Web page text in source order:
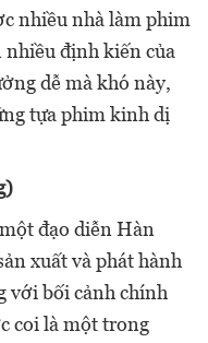
nhiều nhà làm phim
nhiều định kiến của
dễ mà khó này,
tựa phim kinh dị
đạo diễn Hàn
xuất và phát hành
với bối cảnh chính
coi là một trong